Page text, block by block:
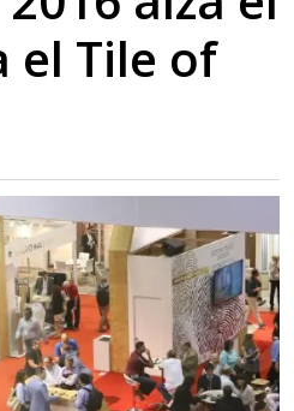
el Tile of